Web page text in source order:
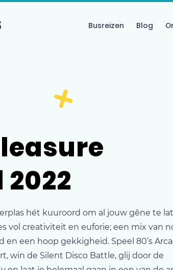
Busreizen Blog
hét kuuroord om al jouw gêne te
vol creativiteit en euforie; een mix van
een hoop gekkigheid. Speel 80’s
win de Silent Disco Battle, glij door de